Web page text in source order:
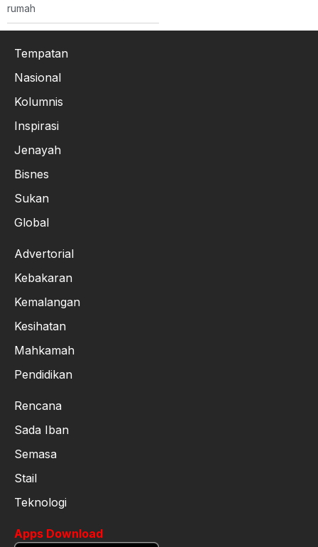
rumah
Tempatan
Nasional
Kolumnis
Inspirasi
Jenayah
Bisnes
Sukan
Global
Advertorial
Kebakaran
Kemalangan
Kesihatan
Mahkamah
Pendidikan
Rencana
Sada Iban
Semasa
Stail
Teknologi
Apps Download